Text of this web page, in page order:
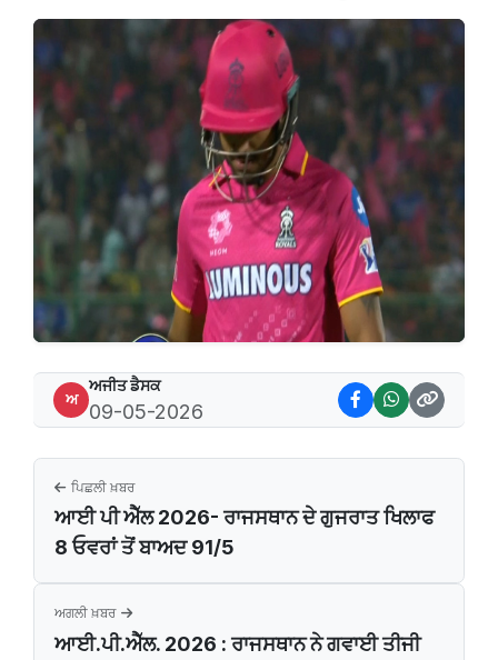
ਅ
ਅਜੀਤ ਡੈਸਕ
09-05-2026
ਪਿਛਲੀ ਖ਼ਬਰ
ਆਈ ਪੀ ਐੱਲ 2026- ਰਾਜਸਥਾਨ ਦੇ ਗੁਜਰਾਤ ਖਿਲਾਫ
8 ਓਵਰਾਂ ਤੋਂ ਬਾਅਦ 91/5
ਅਗਲੀ ਖ਼ਬਰ
ਆਈ.ਪੀ.ਐੱਲ. 2026 : ਰਾਜਸਥਾਨ ਨੇ ਗਵਾਈ ਤੀਜੀ